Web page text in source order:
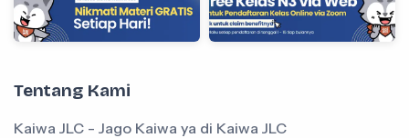
Tentang Kami
Kaiwa JLC - Jago Kaiwa ya di Kaiwa JLC